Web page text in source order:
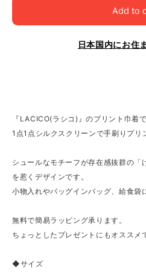
Add to
日本国内にお住
『LACICO(ラシコ)』のプリント巾着で
1点1点シルクスクリーンで手刷りプリ
シュールなモチーフが存在感抜群の「
を惹くデザインです。
小物入れやバッグインバッグ、給食袋
無料で簡易ラッピング承ります。
ちょっとしたプレゼントにもオススメ
◆サイズ